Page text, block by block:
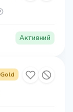
Активний
Gold